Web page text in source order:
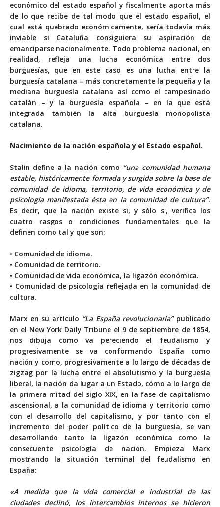
económico del estado español y fiscalmente aporta más
de lo que recibe de tal modo que el estado español, el
cual está quebrado económicamente, sería todavía más
inviable si Cataluña consiguiera su aspiración de
emanciparse nacionalmente. Todo problema nacional, en
realidad, refleja una lucha económica entre dos
burguesías, que en este caso es una lucha entre la
burguesía catalana – más concretamente la pequeña y la
mediana burguesía catalana así como el campesinado
catalán – y la burguesía española – en la que está
integrada también la alta burguesía monopolista
catalana.
Nacimiento de la nación española y el Estado español.
Stalin define a la nación como “una comunidad humana
estable, históricamente formada y surgida sobre la base de
comunidad de idioma, territorio, de vida económica y de
psicología manifestada ésta en la comunidad de cultura”.
Es decir, que la nación existe si, y sólo si, verifica los
cuatro rasgos o condiciones fundamentales que la
definen como tal y que son:
• Comunidad de idioma.
• Comunidad de territorio.
• Comunidad de vida económica, la ligazón económica.
• Comunidad de psicología reflejada en la comunidad de
cultura.
Marx en su artículo “La España revolucionaria”publicado
en el New York Daily Tribune el 9 de septiembre de 1854,
nos dibuja como va pereciendo el feudalismo y
progresivamente se va conformando España como
nación y como, progresivamente a lo largo de décadas de
zigzag por la lucha entre el absolutismo y la burguesía
liberal, la nación da lugar a un Estado, cómo a lo largo de
la primera mitad del siglo XIX, en la fase de capitalismo
ascensional, a la comunidad de idioma y territorio como
con el desarrollo del capitalismo, y por tanto con el
incremento del poder político de la burguesía, se van
desarrollando tanto la ligazón económica como la
consecuente psicología de nación. Empieza Marx
mostrando la situación terminal del feudalismo en
España:
«A medida que la vida comercial e industrial de las
ciudades declinó, los intercambios internos se hicieron